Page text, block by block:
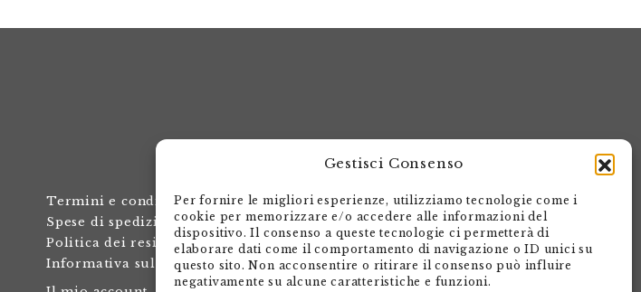
Gestisci Consenso
Per fornire le migliori esperienze, utilizziamo tecnologie come i
cookie per memorizzare e/o accedere alle informazioni del
dispositivo. Il consenso a queste tecnologie ci permetterà di
elaborare dati come il comportamento di navigazione o ID unici su
questo sito. Non acconsentire o ritirare il consenso può influire
negativamente su alcune caratteristiche e funzioni.
Termini e condizioni
Spese di spedizione
Politica dei resi
Informativa sulla privacy
Armando Dadò Editore
Via Giovanni Antonio Orelli 29
Casella postale 563
CH - 6601 Locarno